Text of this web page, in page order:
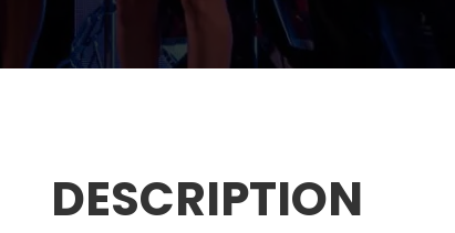
DESCRIPTION